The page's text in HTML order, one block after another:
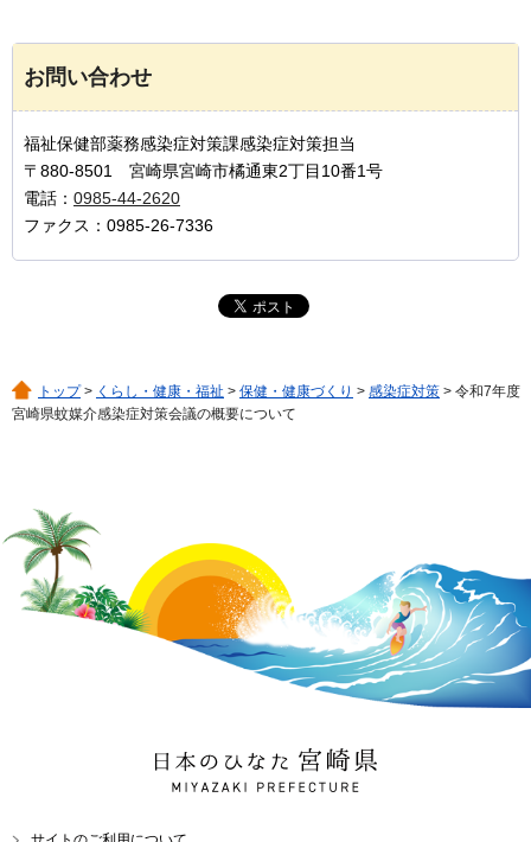
お問い合わせ
福祉保健部薬務感染症対策課感染症対策担当
〒880-8501 宮崎県宮崎市橘通東2丁目10番1号
電話： 0985-44-2620
ファクス：0985-26-7336
トップ> くらし・健康・福祉 > 保健・健康づくり > 感染症対策 > 令和7年度
宮崎県蚊媒介感染症対策会議の概要について
日本のひなた 宮崎県
MIYAZAKI PREFECTURE